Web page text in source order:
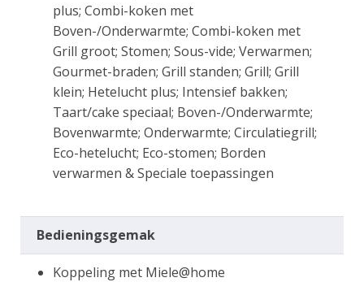
plus; Combi-koken met
Boven-/Onderwarmte; Combi-koken met
Grill groot; Stomen; Sous-vide; Verwarmen;
Gourmet-braden; Grill standen; Grill; Grill
klein; Hetelucht plus; Intensief bakken;
Taart/cake speciaal; Boven-/Onderwarmte;
Bovenwarmte; Onderwarmte; Circulatiegrill;
Eco-hetelucht; Eco-stomen; Borden
verwarmen & Speciale toepassingen
Bedieningsgemak
Koppeling met Miele@home